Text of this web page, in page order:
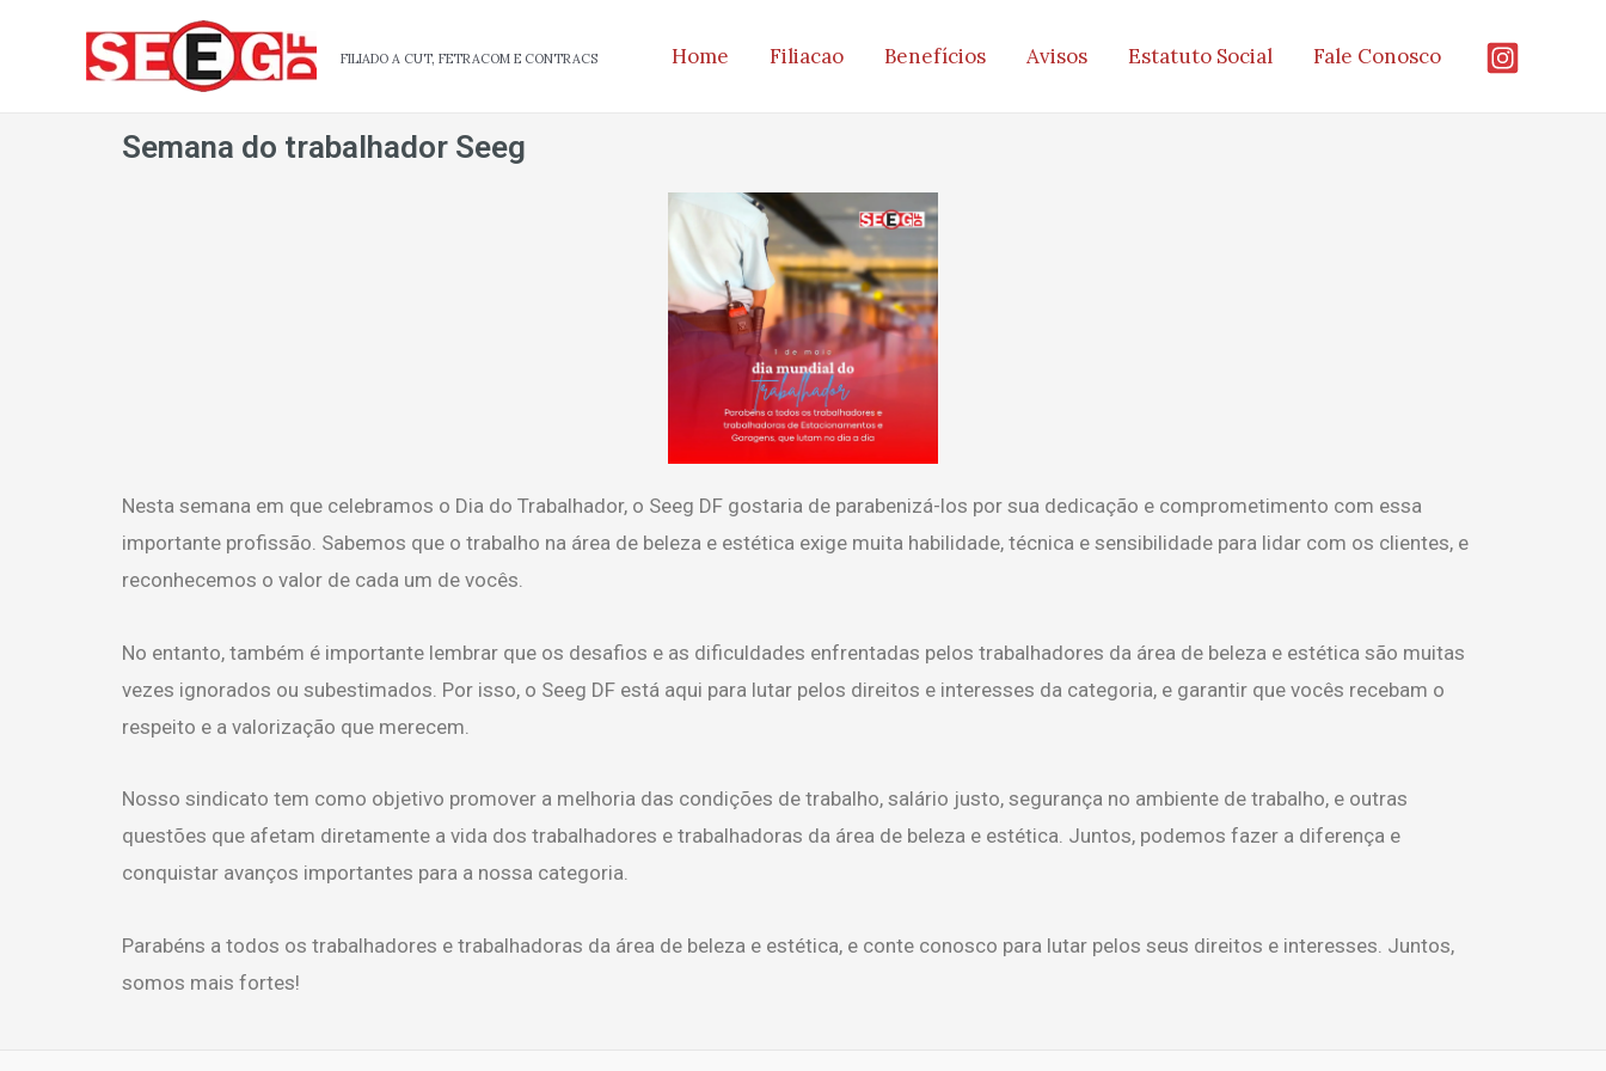
FILIADO A CUT, FETRACOM E CONTRACS Home Filiacao Benefícios Avisos Estatuto Social Fale Conosco
Semana do trabalhador Seeg
Nesta semana em que celebramos o Dia do Trabalhador, o Seeg DF gostaria de parabenizá-los por sua dedicação e comprometimento com essa
importante profissão. Sabemos que o trabalho na área de beleza e estética exige muita habilidade, técnica e sensibilidade para lidar com os clientes, e
reconhecemos o valor de cada um de vocês.
No entanto, também é importante lembrar que os desafios e as dificuldades enfrentadas pelos trabalhadores da área de beleza e estética são muitas
vezes ignorados ou subestimados. Por isso, o Seeg DF está aqui para lutar pelos direitos e interesses da categoria, e garantir que vocês recebam o
respeito e a valorização que merecem.
Nosso sindicato tem como objetivo promover a melhoria das condições de trabalho, salário justo, segurança no ambiente de trabalho, e outras
questões que afetam diretamente a vida dos trabalhadores e trabalhadoras da área de beleza e estética. Juntos, podemos fazer a diferença e
conquistar avanços importantes para a nossa categoria.
Parabéns a todos os trabalhadores e trabalhadoras da área de beleza e estética, e conte conosco para lutar pelos seus direitos e interesses. Juntos,
somos mais fortes!